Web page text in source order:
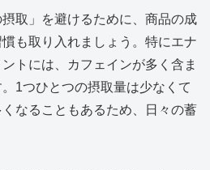
取」を避けるために、商品の成
も取り入れましょう。特にエナ
トには、カフェインが多く含ま
1つひとつの摂取量は少なくて
なることもあるため、日々の蓄